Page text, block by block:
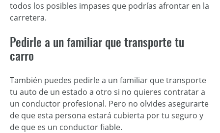
todos los posibles impases que podrías afrontar en la
carretera.
Pedirle a un familiar que transporte tu
carro
También puedes pedirle a un familiar que transporte
tu auto de un estado a otro si no quieres contratar a
un conductor profesional. Pero no olvides asegurarte
de que esta persona estará cubierta por tu seguro y
de que es un conductor fiable.